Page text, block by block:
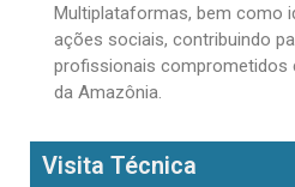
Multiplataformas, bem como
ações sociais, contribuindo
profissionais comprometidos
da Amazônia.
Visita Técnica